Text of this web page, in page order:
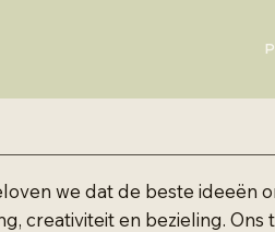
we dat de beste ideeën
creativiteit en bezieling. Ons